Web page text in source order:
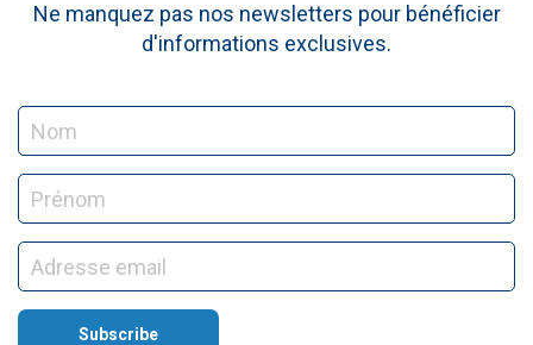
Ne manquez pas nos newsletters pour bénéficier
d'informations exclusives.